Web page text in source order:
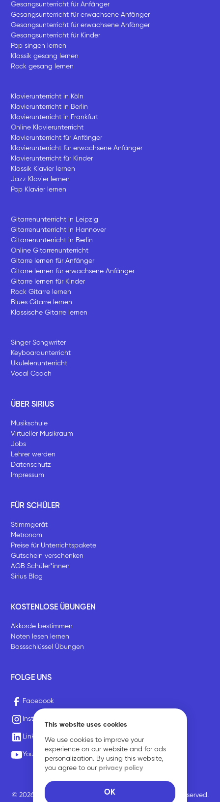
This website uses cookies
We use cookies to improve your
experience on our website and for ads
personalization. By using this website,
you agree to our privacy policy
OK
Gesangsunterricht für Anfänger
Gesangsunterricht für erwachsene Anfänger
Gesangsunterricht für erwachsene Anfänger
Gesangsunterricht für Kinder
Pop singen lernen
Klassik gesang lernen
Rock gesang lernen
Klavierunterricht in Köln
Klavierunterricht in Berlin
Klavierunterricht in Frankfurt
Online Klavierunterricht
Klavierunterricht für Anfänger
Klavierunterricht für erwachsene Anfänger
Klavierunterricht für Kinder
Klassik Klavier lernen
Jazz Klavier lernen
Pop Klavier lernen
Gitarrenunterricht in Leipzig
Gitarrenunterricht in Hannover
Gitarrenunterricht in Berlin
Online Gitarrenunterricht
Gitarre lernen für Anfänger
Gitarre lernen für erwachsene Anfänger
Gitarre lernen für Kinder
Rock Gitarre lernen
Blues Gitarre lernen
Klassische Gitarre lernen
Singer Songwriter
Keyboardunterricht
Ukulelenunterricht
Vocal Coach
ÜBER SIRIUS
Musikschule
Virtueller Musikraum
Jobs
Lehrer werden
Datenschutz
Impressum
FÜR SCHÜLER
Stimmgerät
Metronom
Preise für Unterrichtspakete
Gutschein verschenken
AGB Schüler*innen
Sirius Blog
KOSTENLOSE ÜBUNGEN
Akkorde bestimmen
Noten lesen lernen
Bassschlüssel Übungen
FOLGE UNS
Facebook
Instagram
LinkedIn
Youtube
© 2026 Sirius Music Communications GmbH. All rights reserved.